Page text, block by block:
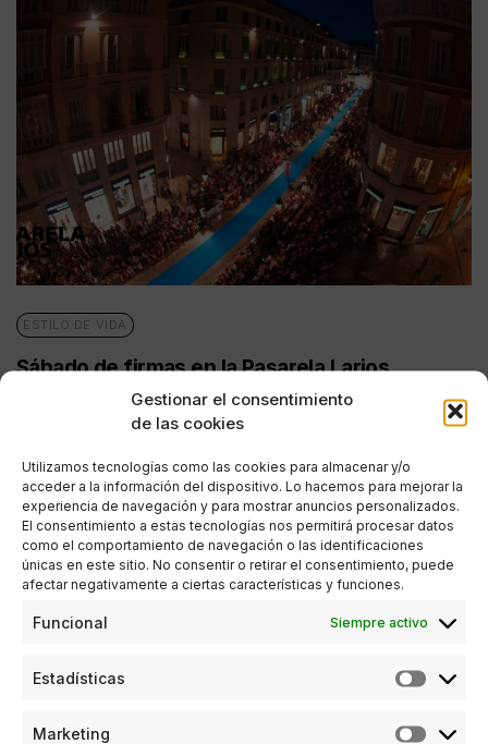
Gestionar el consentimiento
de las cookies
Utilizamos tecnologías como las cookies para almacenar y/o
acceder a la información del dispositivo. Lo hacemos para mejorar la
experiencia de navegación y para mostrar anuncios personalizados.
El consentimiento a estas tecnologías nos permitirá procesar datos
como el comportamiento de navegación o las identificaciones
únicas en este sitio. No consentir o retirar el consentimiento, puede
afectar negativamente a ciertas características y funciones.
Funcional Siempre activo
Estadísticas
Marketing
ESTILO DE VIDA
Sábado de firmas en la Pasarela Larios
ANA PORRAS GUERRERO
6 MINUTOS DE LECTURA